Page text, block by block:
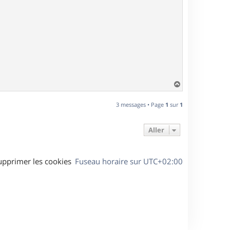
a
t
3 messages • Page 1 sur 1
Aller
Fuseau horaire sur UTC+02:00
les cookies